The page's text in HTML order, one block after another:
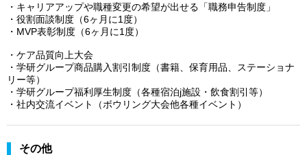
・キャリアアップや職種変更の希望が出せる「職務申告制度」
・役割面談制度（6ヶ月に1度）
・MVP表彰制度（6ヶ月に1度）
・ケア品質向上大会
・学研グループ商品購入割引制度（書籍、保育用品、ステーショナ
リー等）
・学研グループ福利厚生制度（各種宿泊j施設・飲食割引等）
・社内交流イベント（ボウリング大会他各種イベント）
その他